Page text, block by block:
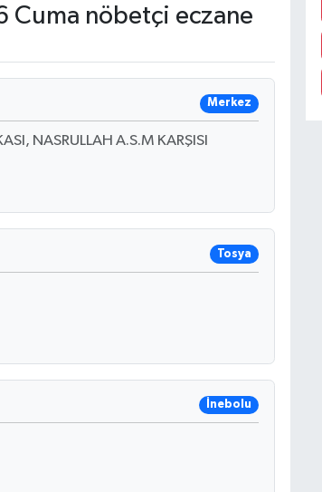
Cuma nöbetçi eczane
Merkez
NASRULLAH A.S.M KARŞISI
Tosya
İnebolu